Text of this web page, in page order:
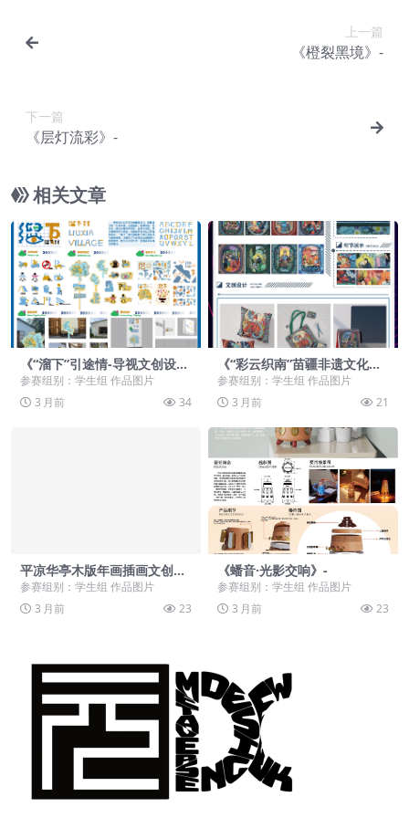
上一篇
《橙裂黑境》-
下一篇
《层灯流彩》-
相关文章
《“溜下”引途情-导视文创设
计》-
参赛组别：学生组 作品图片
3 月前
34
《“彩云织南”苗疆非遗文化插
画设计》-
参赛组别：学生组 作品图片
3 月前
21
平凉华亭木版年画插画文创设
计-
参赛组别：学生组 作品图片
3 月前
23
《蟠音·光影交响》-
参赛组别：学生组 作品图片
3 月前
23